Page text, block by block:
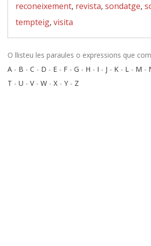
reconeixement, revista, sondatge,
tempteig, visita
O llisteu les paraules o expressions que
A - B - C - D - E - F - G - H - I - J - K - L - M -
T - U - V- W - X - Y - Z